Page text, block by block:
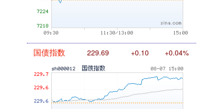
国债指数 229.69 +0.04%